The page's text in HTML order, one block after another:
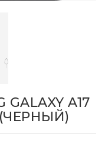
A17
(ЧЕРНЫЙ)